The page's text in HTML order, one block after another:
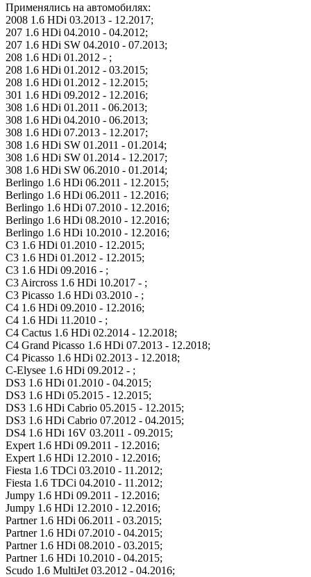
Применялись на автомобилях:
2008 1.6 HDi 03.2013 - 12.2017;
207 1.6 HDi 04.2010 - 04.2012;
207 1.6 HDi SW 04.2010 - 07.2013;
208 1.6 HDi 01.2012 - ;
208 1.6 HDi 01.2012 - 03.2015;
208 1.6 HDi 01.2012 - 12.2015;
301 1.6 HDi 09.2012 - 12.2016;
308 1.6 HDi 01.2011 - 06.2013;
308 1.6 HDi 04.2010 - 06.2013;
308 1.6 HDi 07.2013 - 12.2017;
308 1.6 HDi SW 01.2011 - 01.2014;
308 1.6 HDi SW 01.2014 - 12.2017;
308 1.6 HDi SW 06.2010 - 01.2014;
Berlingo 1.6 HDi 06.2011 - 12.2015;
Berlingo 1.6 HDi 06.2011 - 12.2016;
Berlingo 1.6 HDi 07.2010 - 12.2016;
Berlingo 1.6 HDi 08.2010 - 12.2016;
Berlingo 1.6 HDi 10.2010 - 12.2016;
C3 1.6 HDi 01.2010 - 12.2015;
C3 1.6 HDi 01.2012 - 12.2015;
C3 1.6 HDi 09.2016 - ;
C3 Aircross 1.6 HDi 10.2017 - ;
C3 Picasso 1.6 HDi 03.2010 - ;
C4 1.6 HDi 09.2010 - 12.2016;
C4 1.6 HDi 11.2010 - ;
C4 Cactus 1.6 HDi 02.2014 - 12.2018;
C4 Grand Picasso 1.6 HDi 07.2013 - 12.2018;
C4 Picasso 1.6 HDi 02.2013 - 12.2018;
C-Elysee 1.6 HDi 09.2012 - ;
DS3 1.6 HDi 01.2010 - 04.2015;
DS3 1.6 HDi 05.2015 - 12.2015;
DS3 1.6 HDi Cabrio 05.2015 - 12.2015;
DS3 1.6 HDi Cabrio 07.2012 - 04.2015;
DS4 1.6 HDi 16V 03.2011 - 09.2015;
Expert 1.6 HDi 09.2011 - 12.2016;
Expert 1.6 HDi 12.2010 - 12.2016;
Fiesta 1.6 TDCi 03.2010 - 11.2012;
Fiesta 1.6 TDCi 04.2010 - 11.2012;
Jumpy 1.6 HDi 09.2011 - 12.2016;
Jumpy 1.6 HDi 12.2010 - 12.2016;
Partner 1.6 HDi 06.2011 - 03.2015;
Partner 1.6 HDi 07.2010 - 04.2015;
Partner 1.6 HDi 08.2010 - 03.2015;
Partner 1.6 HDi 10.2010 - 04.2015;
Scudo 1.6 MultiJet 03.2012 - 04.2016;